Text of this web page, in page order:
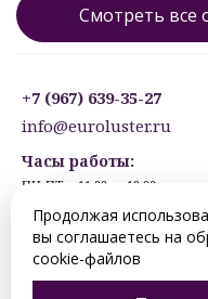
Смотреть все
+7 (967) 639-35-27
info@euroluster.ru
Часы работы:
ПН-ПТ: с 11:00 до 19:00
ВС: ВЫХОДНОЙ
Предварительная запись.
Продолжая
вы соглашаетесь на
cookie-файлов